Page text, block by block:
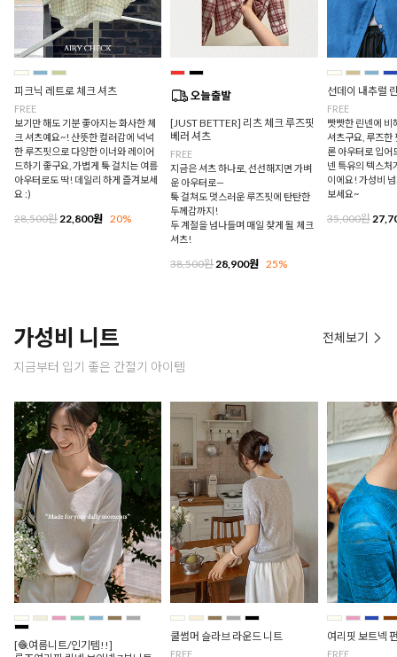
피크닉 레트로 체크 셔츠
FREE
보기만 해도 기분 좋아지는 화사한 체
크 셔츠예요~! 산뜻한 컬러감에 넉넉
한 루즈핏으로 다양한 이너와 레이어
드하기 좋구요, 가볍게 툭 걸치는 여름
아우터로도 딱! 데일리 하게 즐겨보세
요 :)
28,500원 22,800원 20%
[JUST BETTER] 리츠 체크 루즈핏
베러 셔츠
FREE
지금은 셔츠 하나로, 선선해지면 가벼
운 아우터로—
툭 걸쳐도 멋스러운 루즈핏에 탄탄한
두께감까지!
두 계절을 넘나들며 매일 찾게 될 체크
셔츠!
38,500원28,900원 25%
선데이 내추럴
FREE
빳빳한 린넨에 비
셔츠구요, 루즈한
론 아우터로 입어
넨 특유의 텍스처
이에요! 가성비
보세요~
35,000원
가성비 니트
지금부터 입기 좋은 간절기 아이템
전체보기
[🧶여름니트/인기템!!]
쿨썸머 슬라브 라운드 니트
FREE
여리핏 보트넥
FREE